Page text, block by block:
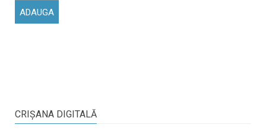
CRIŞANA DIGITALĂ